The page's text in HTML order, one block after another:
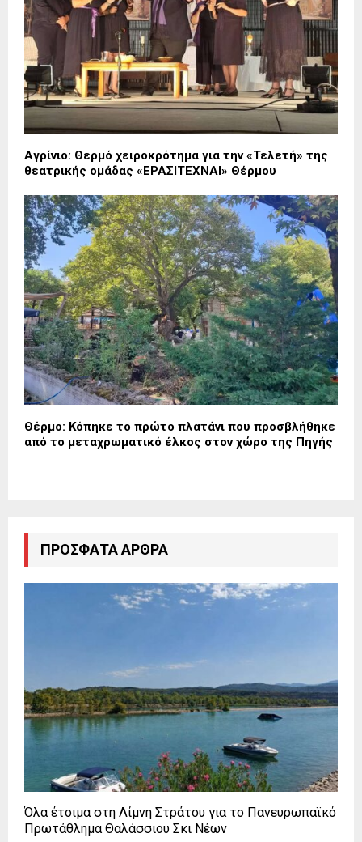
Αγρίνιο: Θερμό χειροκρότημα για την «Τελετή» της
θεατρικής ομάδας «ΕΡΑΣΙΤΕΧΝΑΙ» Θέρμου
Θέρμο: Κόπηκε το πρώτο πλατάνι που προσβλήθηκε
από το μεταχρωματικό έλκος στον χώρο της Πηγής
ΠΡΌΣΦΑΤΑ ΆΡΘΡΑ
Όλα έτοιμα στη Λίμνη Στράτου για το Πανευρωπαϊκό
Πρωτάθλημα Θαλάσσιου Σκι Νέων